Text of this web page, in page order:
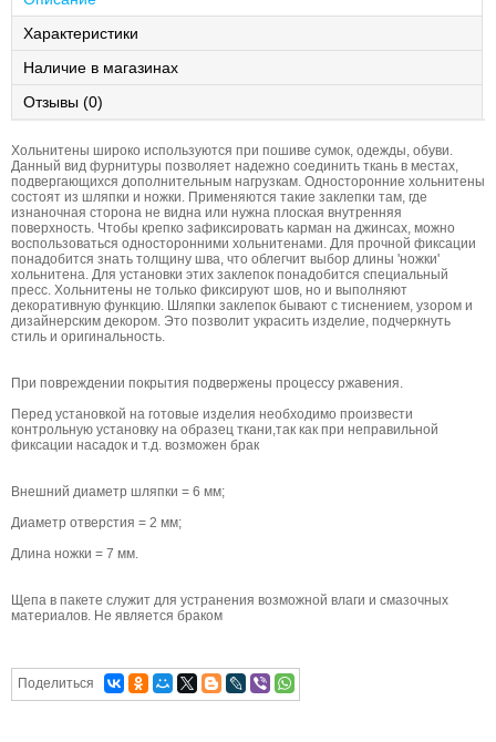
Характеристики
Наличие в магазинах
Отзывы (0)
Хольнитены широко используются при пошиве сумок, одежды, обуви.
Данный вид фурнитуры позволяет надежно соединить ткань в местах,
подвергающихся дополнительным нагрузкам. Односторонние хольнитены
состоят из шляпки и ножки. Применяются такие заклепки там, где
изнаночная сторона не видна или нужна плоская внутренняя
поверхность. Чтобы крепко зафиксировать карман на джинсах, можно
воспользоваться односторонними хольнитенами. Для прочной фиксации
понадобится знать толщину шва, что облегчит выбор длины 'ножки'
хольнитена. Для установки этих заклепок понадобится специальный
пресс. Хольнитены не только фиксируют шов, но и выполняют
декоративную функцию. Шляпки заклепок бывают с тиснением, узором и
дизайнерским декором. Это позволит украсить изделие, подчеркнуть
стиль и оригинальность.
При повреждении покрытия подвержены процессу ржавения.
Перед установкой на готовые изделия необходимо произвести
контрольную установку на образец ткани,так как при неправильной
фиксации насадок и т.д. возможен брак
Внешний диаметр шляпки = 6 мм;
Диаметр отверстия = 2 мм;
Длина ножки = 7 мм.
Щепа в пакете служит для устранения возможной влаги и смазочных
материалов. Не является браком
Поделиться